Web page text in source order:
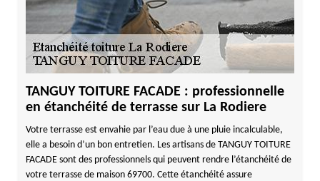
TANGUY TOITURE FACADE : professionnelle
en étanchéité de terrasse sur La Rodiere
Votre terrasse est envahie par l’eau due à une pluie incalculable,
elle a besoin d’un bon entretien. Les artisans de TANGUY TOITURE
FACADE sont des professionnels qui peuvent rendre l’étanchéité de
votre terrasse de maison 69700. Cette étanchéité assure